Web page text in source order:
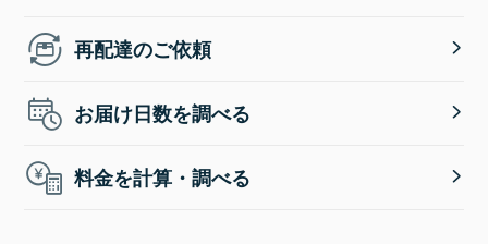
再配達のご依頼
お届け日数を調べる
料金を計算・調べる